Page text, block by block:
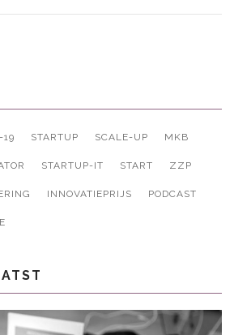
19 STARTUP SCALE-UP MKB
STARTUP-IT START ZZP
INNOVATIEPRIJS PODCAST